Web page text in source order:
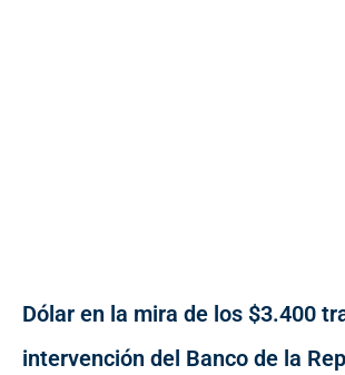
Dólar en la mira de los $3.400
intervención del Banco de la